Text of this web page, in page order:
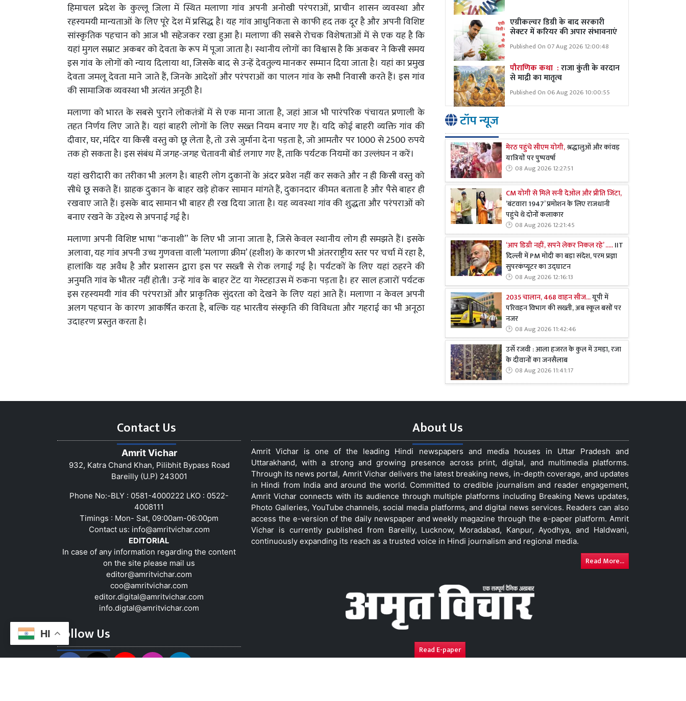
HI
हिमाचल प्रदेश के कुल्लू जिला में स्थित मलाणा गांव अपनी अनोखी परंपराओं, प्राचीन शासन व्यवस्था और
रहस्यमयी मान्यताओं के लिए पूरे देश में प्रसिद्ध है। यह गांव आधुनिकता से काफी हद तक दूर है और अपनी विशिष्ट
सांस्कृतिक पहचान को आज भी सहेजकर रखा हुआ है। मलाणा की सबसे रोचक विशेषताओं में से एक यह है कि
यहां मुगल सम्राट अकबर को देवता के रूप में पूजा जाता है। स्थानीय लोगों का विश्वास है कि अकबर ने किसी समय
इस गांव के लोगों को न्याय दिलाया था, जिसके बाद से उन्हें देवतुल्य मानकर सम्मान दिया जाता है। यहां का प्रमुख
देवता जमलू देवता माने जाते हैं, जिनके आदेशों और परंपराओं का पालन गांव के सभी निवासी करते हैं। इस गांव
की सामाजिक व्यवस्था भी अत्यंत अनूठी है।
मलाणा को भारत के सबसे पुराने लोकतंत्रों में से एक माना जाता है, जहां आज भी पारंपरिक पंचायत प्रणाली के
तहत निर्णय लिए जाते हैं। यहां बाहरी लोगों के लिए सख्त नियम बनाए गए हैं। यदि कोई बाहरी व्यक्ति गांव की
दीवार, घर, मंदिर या किसी वस्तु को छू लेता है, तो उसे जुर्माना देना पड़ता है, जो आमतौर पर 1000 से 2500 रुपये
तक हो सकता है। इस संबंध में जगह-जगह चेतावनी बोर्ड लगाए गए हैं, ताकि पर्यटक नियमों का उल्लंघन न करें।
यहां खरीदारी का तरीका भी अलग है। बाहरी लोग दुकानों के अंदर प्रवेश नहीं कर सकते और न ही किसी वस्तु को
सीधे छू सकते हैं। ग्राहक दुकान के बाहर खड़े होकर सामान मांगते हैं, दुकानदार कीमत बताता है और पैसे बाहर ही
रखवाए जाते हैं। इसके बाद सामान भी बाहर ही रख दिया जाता है। यह व्यवस्था गांव की शुद्धता और परंपराओं को
बनाए रखने के उद्देश्य से अपनाई गई है।
मलाणा अपनी विशिष्ट भाषा “कनाशी” के लिए भी जाना जाता है, जिसे केवल स्थानीय लोग ही समझते हैं। इसके
अलावा, यह गांव अपनी उच्च गुणवत्ता वाली ‘मलाणा क्रीम’ (हशीश) के कारण भी अंतरराष्ट्रीय स्तर पर चर्चा में रहा है,
हालांकि यह अवैध है और प्रशासन द्वारा इस पर सख्ती से रोक लगाई गई है। पर्यटकों के लिए यहां ठहरने की
अनुमति गांव के भीतर नहीं होती। उन्हें गांव के बाहर टेंट या गेस्टहाउस में रुकना पड़ता है। हर साल हजारों पर्यटक
इस रहस्यमयी गांव की परंपराओं और प्राकृतिक सुंदरता को देखने के लिए यहां आते हैं। मलाणा न केवल अपनी
अलग पहचान के कारण आकर्षित करता है, बल्कि यह भारतीय संस्कृति की विविधता और गहराई का भी अनूठा
उदाहरण प्रस्तुत करता है।
एग्रीकल्चर डिग्री के बाद सरकारी
सेक्टर में करियर की अपार संभावनाएं
Published On 07 Aug 2026 12:00:48
पौराणिक कथा :राजा कुंती के वरदान
से माद्री का मातृत्व
Published On 06 Aug 2026 10:00:55
टॉप न्यूज
मेरठ पहुंचे सीएम योगी,श्रद्धालुओं और कांवड़
यात्रियों पर पुष्पवर्षा
08 Aug 2026 12:27:51
CM योगी से मिले सनी देओल और प्रीति जिंटा,
‘बंटवारा 1947’ प्रमोशन के लिए राजधानी
पहुंचे थे दोनों कलाकार
08 Aug 2026 12:21:45
‘आप डिग्री नहीं, सपने लेकर निकल रहे’ .....IIT
दिल्ली में PM मोदी का बड़ा संदेश, परम प्रज्ञा
सुपरकंप्यूटर का उद्घाटन
08 Aug 2026 12:16:13
2035 चालान, 468 वाहन सीज...यूपी में
परिवहन विभाग की सख्ती, अब स्कूल बसों पर
नजर
08 Aug 2026 11:42:46
उर्से रजवी : आला हजरत के कुल में उमड़ा, रजा
के दीवानों का जनसैलाब
08 Aug 2026 11:41:17
Contact Us
Amrit Vichar
932, Katra Chand Khan, Pilibhit Bypass Road
Bareilly (U.P) 243001
Phone No:-BLY : 0581-4000222 LKO : 0522-
4008111
Timings : Mon- Sat, 09:00am-06:00pm
Contact us: info@amritvichar.com
EDITORIAL
In case of any information regarding the content
on the site please mail us
editor@amritvichar.com
coo@amritvichar.com
editor.digital@amritvichar.com
info.digtal@amritvichar.com
Follow Us
About Us
Amrit Vichar is one of the leading Hindi newspapers and media houses in Uttar Pradesh and
Uttarakhand, with a strong and growing presence across print, digital, and multimedia platforms.
Through its news portal, Amrit Vichar delivers the latest breaking news, in-depth coverage, and updates
in Hindi from India and around the world. Committed to credible journalism and reader engagement,
Amrit Vichar connects with its audience through multiple platforms including Breaking News updates,
Photo Galleries, YouTube channels, social media platforms, and digital news services. Readers can also
access the e-version of the daily newspaper and weekly magazine through the e-paper platform. Amrit
Vichar is currently published from Bareilly, Lucknow, Moradabad, Kanpur, Ayodhya, and Haldwani,
continuously expanding its reach as a trusted voice in Hindi journalism and regional media.
Read More...
Read E-paper